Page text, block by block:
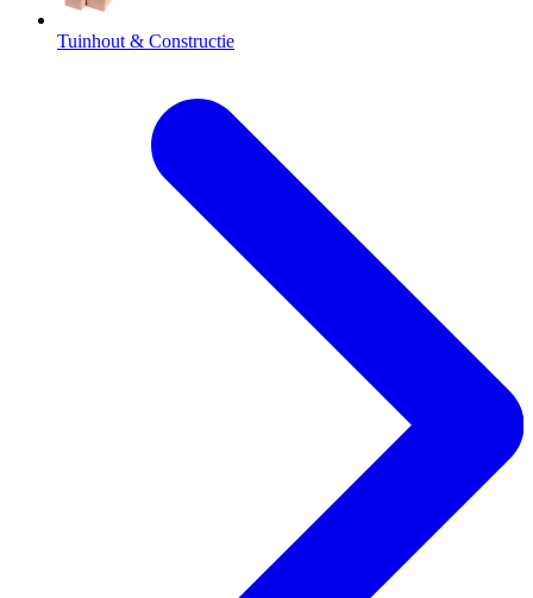
Tuinhout & Constructie